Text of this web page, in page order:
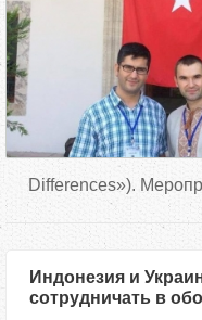
з
д
е
ь
Differences»).
Индонезия и
сотрудничать в